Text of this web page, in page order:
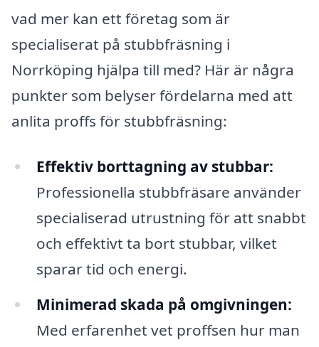
vad mer kan ett företag som är
specialiserat på stubbfräsning i
Norrköping hjälpa till med? Här är några
punkter som belyser fördelarna med att
anlita proffs för stubbfräsning:
Effektiv borttagning av stubbar:
Professionella stubbfräsare använder
specialiserad utrustning för att snabbt
och effektivt ta bort stubbar, vilket
sparar tid och energi.
Minimerad skada på omgivningen:
Med erfarenhet vet proffsen hur man